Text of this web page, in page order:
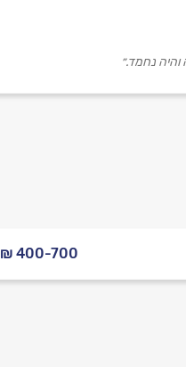
נחמד.״
₪ 400-700